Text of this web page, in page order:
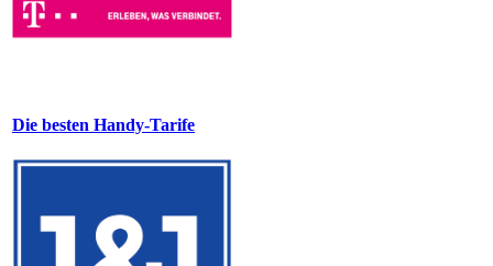
Die besten Handy-Tarife